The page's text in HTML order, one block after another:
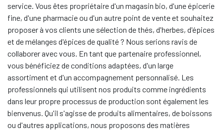
service. Vous êtes propriétaire d'un magasin bio, d'une épicerie
fine, d'une pharmacie ou d'un autre point de vente et souhaitez
proposer à vos clients une sélection de thés, d'herbes, d'épices
et de mélanges d'épices de qualité ? Nous serions ravis de
collaborer avec vous. En tant que partenaire professionnel,
vous bénéficiez de conditions adaptées, d'un large
assortiment et d'un accompagnement personnalisé. Les
professionnels qui utilisent nos produits comme ingrédients
dans leur propre processus de production sont également les
bienvenus. Qu'il s'agisse de produits alimentaires, de boissons
ou d'autres applications, nous proposons des matières